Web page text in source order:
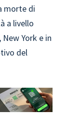
morte di
a livello
York e in
del